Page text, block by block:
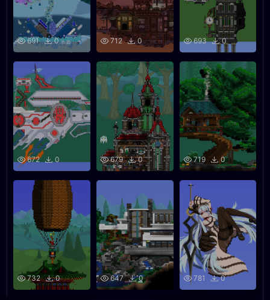
691 0 712 0 693 0
672 0 679 0 719 0
732 0 647 0 781 0